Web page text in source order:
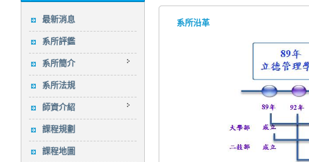
最新消息
系所評鑑
系所簡介
系所法規
師資介紹
課程規劃
課程地圖
系所沿革